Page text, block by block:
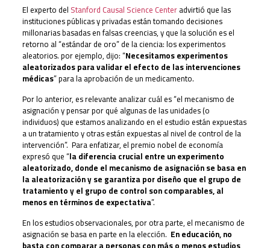
El experto del Stanford Causal Science Centeradvirtió que las
instituciones públicas y privadas están tomando decisiones
millonarias basadas en falsas creencias, y que la solución es el
retorno al “estándar de oro” de la ciencia: los experimentos
aleatorios. por ejemplo, dijo: “Necesitamos experimentos
aleatorizados para validar el efecto de las intervenciones
médicas” para la aprobación de un medicamento.
Por lo anterior, es relevante analizar cuál es “el mecanismo de
asignación y pensar por qué algunas de las unidades (o
individuos) que estamos analizando en el estudio están expuestas
a un tratamiento y otras están expuestas al nivel de control de la
intervención”. Para enfatizar, el premio nobel de economía
expresó que “la diferencia crucial entre un experimento
aleatorizado, donde el mecanismo de asignación se basa en
la aleatorización y se garantiza por diseño que el grupo de
tratamiento y el grupo de control son comparables, al
menos en términos de expectativa”.
En los estudios observacionales, por otra parte, el mecanismo de
asignación se basa en parte en la elección. En educación, no